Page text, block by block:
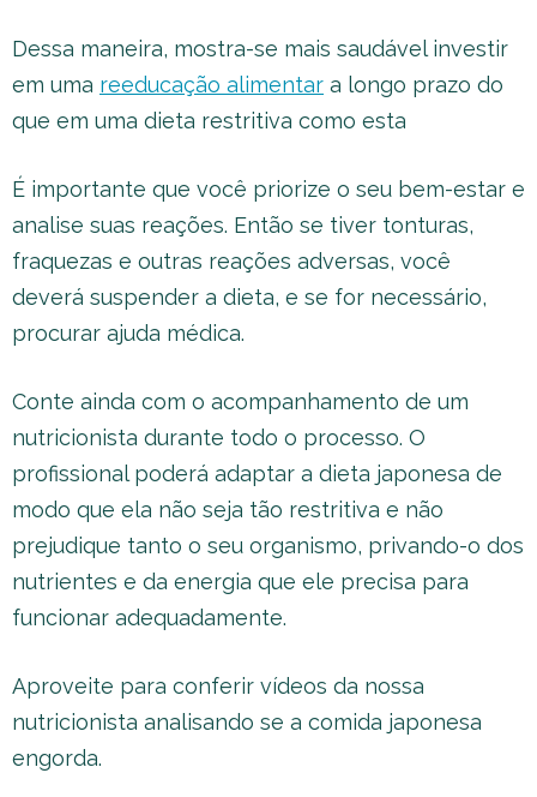
Dessa maneira, mostra-se mais saudável investir
em uma reeducação alimentar a longo prazo do
que em uma dieta restritiva como esta
É importante que você priorize o seu bem-estar e
analise suas reações. Então se tiver tonturas,
fraquezas e outras reações adversas, você
deverá suspender a dieta, e se for necessário,
procurar ajuda médica.
Conte ainda com o acompanhamento de um
nutricionista durante todo o processo. O
profissional poderá adaptar a dieta japonesa de
modo que ela não seja tão restritiva e não
prejudique tanto o seu organismo, privando-o dos
nutrientes e da energia que ele precisa para
funcionar adequadamente.
Aproveite para conferir vídeos da nossa
nutricionista analisando se a comida japonesa
engorda.